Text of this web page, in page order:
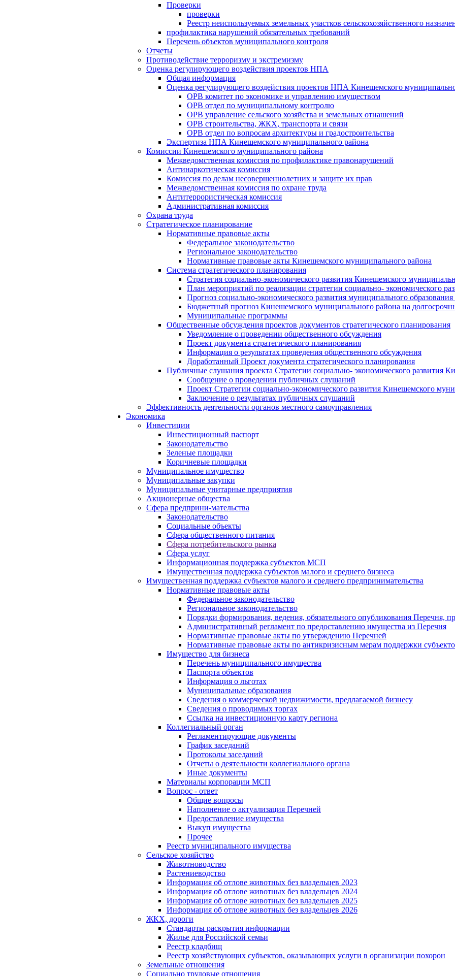
Проверки
проверки
Реестр неиспользуемых земельных участков сельскохозяйственного
профилактика нарушений обязательных требований
Перечень объектов муниципального контроля
Отчеты
Противодействие терроризму и экстремизму
Оценка регулирующего воздействия проектов НПА
Общая информация
Оценка регулирующего воздействия проектов НПА Кинешемского
ОРВ комитет по экономике и управлению имуществом
ОРВ отдел по муниципальному контролю
ОРВ управление сельского хозяйства и земельных отнашений
ОРВ строительства, ЖКХ, транспорта и связи
ОРВ отдел по вопросам архитектуры и градостроительства
Экспертиза НПА Кинешемского муниципального района
Комиссии Кинешемского муниципального района
Межведомственная комиссия по профилактике правонарушений
Антинаркотическая комиссия
Комиссия по делам несовершеннолетних и защите их прав
Межведомственная комиссия по охране труда
Антитеррористическая комиссия
Административная комиссия
Охрана труда
Стратегическое планирование
Нормативные правовые акты
Федеральное законодательство
Региональное законодательство
Нормативные правовые акты Кинешемского муниципального района
Система стратегического планирования
Стратегия социально-экономического развития Кинешемского
План мероприятий по реализации стратегии социально- экономического
Прогноз социально-экономического развития муниципального
Бюджетный прогноз Кинешемского муниципального района на
Муниципальные программы
Общественные обсуждения проектов документов стратегического планирования
Уведомление о проведении общественного обсуждения
Проект документа стратегического планирования
Информация о результатах проведения общественного обсуждения
Доработанный Проект документа стратегического планирования
Публичные слушания проекта Стратегии социально- экономического развития
Сообщение о проведении публичных слушаний
Проект Стратегии социально-экономического развития Кинешемского
Заключение о результатах публичных слушаний
Эффективность деятельности органов местного самоуправления
Экономика
Инвестиции
Инвестиционный паспорт
Законодательство
Зеленые площадки
Коричневые площадки
Муниципальное имущество
Муниципальные закупки
Муниципальные унитарные предприятия
Акционерные общества
Сфера предприни-мательства
Законодательство
Социальные объекты
Сфера общественного питания
Сфера потребительского рынка
Сфера услуг
Информационная поддержка субъектов МСП
Имущественная поддержка субъектов малого и среднего бизнеса
Имущественная поддержка субъектов малого и среднего предпринимательства
Нормативные правовые акты
Федеральное законодательство
Региональное законодательство
Порядки формирования, ведения, обязательного опубликования Перечня,
Административный регламент по предоставлению имущества из Перечня
Нормативные правовые акты по утверждению Перечней
Нормативные правовые акты по антикризисным мерам поддержки
Имущество для бизнеса
Перечень муниципального имущества
Паспорта объектов
Информация о льготах
Муниципальные образования
Сведения о коммерческой недвижимости, предлагаемой бизнесу
Сведения о проводимых торгах
Ссылка на инвестиционную карту региона
Коллегиальный орган
Регламентирующие документы
График заседаний
Протоколы заседаний
Отчеты о деятельности коллегиального органа
Иные документы
Материалы корпорации МСП
Вопрос - ответ
Общие вопросы
Наполнение о актуализация Перечней
Предоставление имущества
Выкуп имущества
Прочее
Реестр муниципального имущества
Сельское хозяйство
Животноводство
Растениеводство
Информация об отлове животных без владельцев 2023
Информация об отлове животных без владельцев 2024
Информация об отлове животных без владельцев 2025
Информация об отлове животных без владельцев 2026
ЖКХ, дороги
Стандарты раскрытия информации
Жилье для Российской семьи
Реестр кладбищ
Реестр хозяйствующих субъектов, оказывающих услуги в организации похорон
Земельные отношения
Социально трудовые отношения